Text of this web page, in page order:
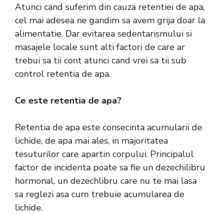
Atunci cand suferim din cauza retentiei de apa,
cel mai adesea ne gandim sa avem grija doar la
alimentatie. Dar evitarea sedentarismului si
masajele locale sunt alti factori de care ar
trebui sa tii cont atunci cand vrei sa tii sub
control retentia de apa.
Ce este retentia de apa?
Retentia de apa este consecinta acumularii de
lichide, de apa mai ales, in majoritatea
tesuturilor care apartin corpului. Principalul
factor de incidenta poate sa fie un dezechilibru
hormonal, un dezechlibru care nu te mai lasa
sa reglezi asa cum trebuie acumularea de
lichide.